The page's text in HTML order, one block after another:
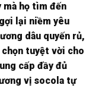
mà họ tìm đến
lại niềm yêu
dâu quyến rủ,
tuyệt vời cho
cấp đầy đủ
vị socola tự